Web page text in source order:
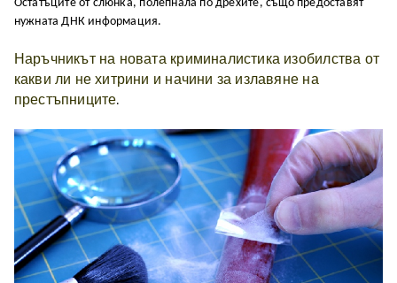
Остатъците от слюнка, полепнала по дрехите, също предоставят
нужната ДНК информация.
Наръчникът на новата криминалистика изобилства от
какви ли не хитрини и начини за излавяне на
престъпниците.